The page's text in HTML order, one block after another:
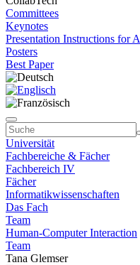
Committees
Keynotes
Presentation Instructions for
Posters
Best Paper
Universität
Fachbereiche & Fächer
Fachbereich IV
Fächer
Informatikwissenschaften
Das Fach
Team
Human-Computer Interaction
Team
Tana Glemser